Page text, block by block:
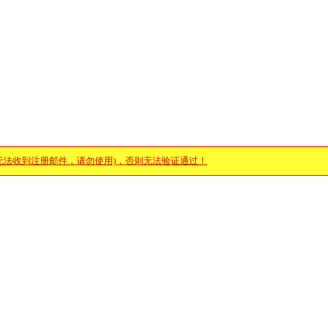
收到注册邮件，请勿使用)，否则无法验证通过！